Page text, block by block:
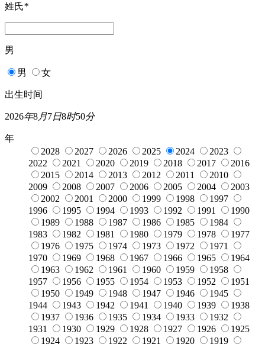
姓氏*
男
男 女
出生时间
2026年8月7日8时50分
年
2028
2027 2026 2025 2024
2023
2022
2021 2020 2019 2018 2017
2016
2015
2014 2013 2012 2011
2010
2009
2008 2007 2006 2005 2004
2003
2002
2001 2000 1999 1998
1997
1996
1995 1994 1993 1992 1991
1990
1989
1988 1987 1986 1985
1984
1983
1982 1981 1980 1979 1978
1977
1976
1975 1974 1973 1972
1971
1970
1969 1968 1967 1966 1965
1964
1963
1962 1961 1960 1959
1958
1957
1956 1955 1954 1953 1952
1951
1950
1949 1948 1947 1946
1945
1944
1943 1942 1941 1940 1939
1938
1937
1936 1935 1934 1933
1932
1931
1930 1929 1928 1927 1926
1925
1924
1923 1922 1921 1920
1919